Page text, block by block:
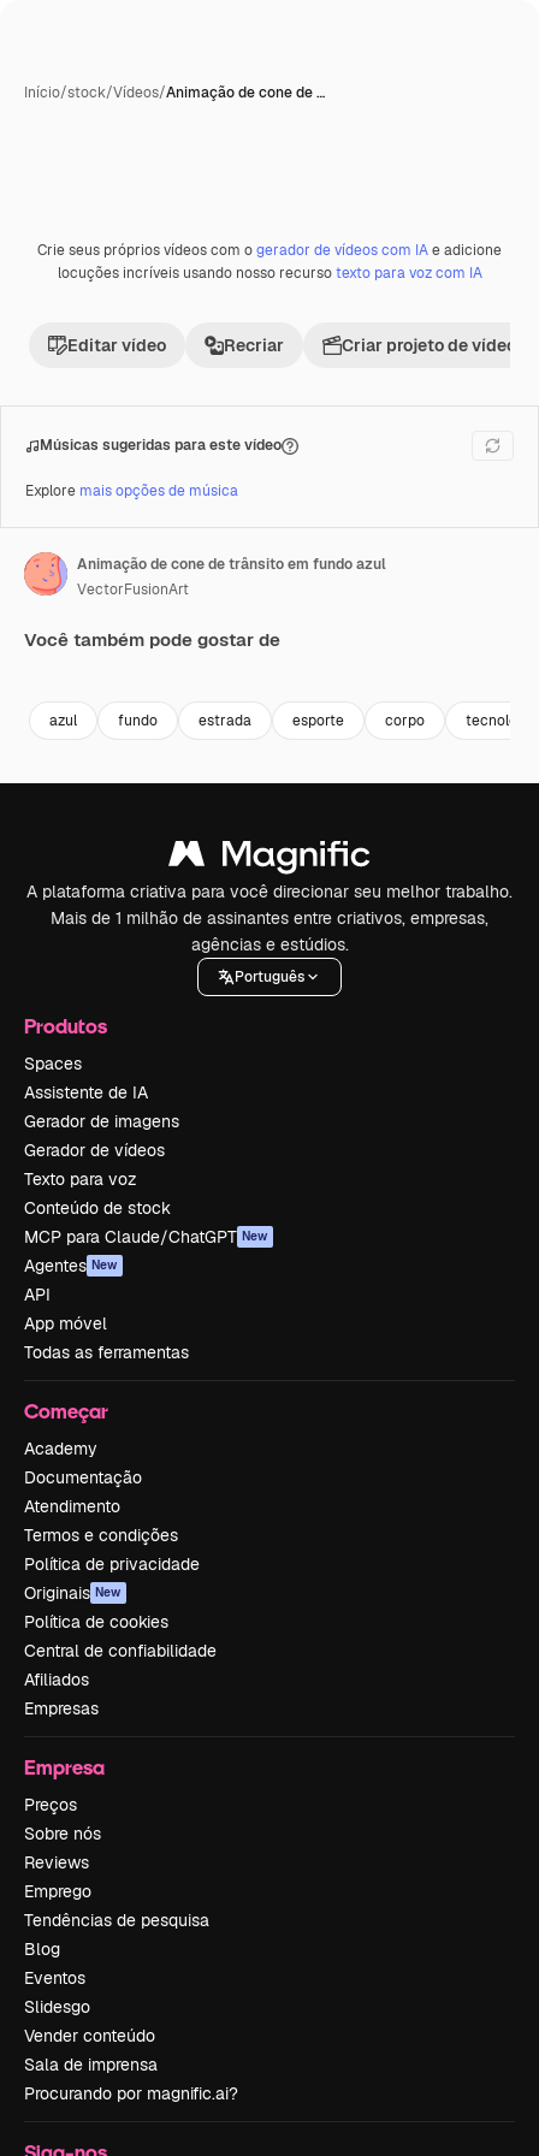
Início/stock/Vídeos/Animação de cone de …
PremiumGerada com IA
Crie seus próprios vídeos com ogerador de vídeos com IAe adicione
locuções incríveis usando nosso recursotexto para voz com IA
Editar vídeo Recriar Criar projeto de vídeo
Músicas sugeridas para este vídeo
Explore mais opções de música
Animação de cone de trânsito em fundo azul
VectorFusionArt
Você também pode gostar de
azul fundo estrada esporte corpo tecnologia
A plataforma criativa para você direcionar seu melhor trabalho.
Mais de 1 milhão de assinantes entre criativos, empresas,
agências e estúdios.
Português
Produtos
Spaces
Assistente de IA
Gerador de imagens
Gerador de vídeos
Texto para voz
Conteúdo de stock
MCP para Claude/ChatGPT New
Agentes New
API
App móvel
Todas as ferramentas
Começar
Academy
Documentação
Atendimento
Termos e condições
Política de privacidade
Originais New
Política de cookies
Central de confiabilidade
Afiliados
Empresas
Empresa
Preços
Sobre nós
Reviews
Emprego
Tendências de pesquisa
Blog
Eventos
Slidesgo
Vender conteúdo
Sala de imprensa
Procurando por magnific.ai?